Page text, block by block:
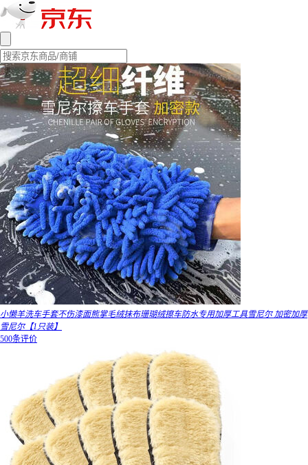
小懒羊洗车手套不伤漆面熊掌毛绒抹布珊瑚绒擦车防水专用加厚工具雪尼尔 加密加厚
雪尼尔【1只装】
500条评价